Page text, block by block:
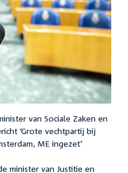
van Sociale Zaken en
‘Grote vechtpartij bij
ME ingezet’
minister van Justitie en